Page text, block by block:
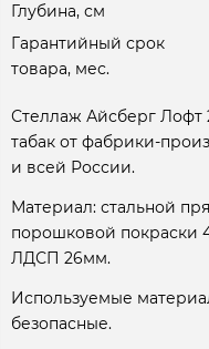
Глубина, см
Гарантийный срок
товара, мес.
Стеллаж Айсберг Лофт
табак от фабрики-
и всей России.
Материал: стальной
порошковой покраски
ЛДСП 26мм.
Используемые
безопасные.